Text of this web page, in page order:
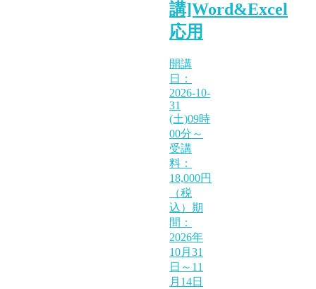
講]Word&Excel
応用
開講
日：
2026-10-
31
(土)09時
00分～
受講
料：
18,000円
（税
込）期
間：
2026年
10月31
日～11
月14日